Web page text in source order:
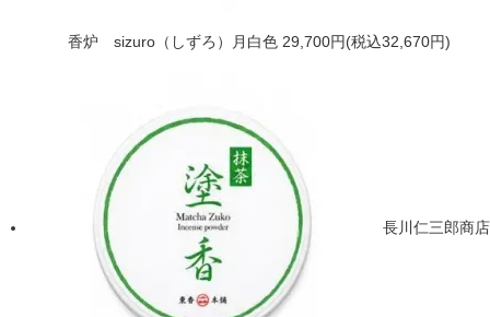
香炉 sizuro（しずろ）月白色 29,700円(税込32,670円)
長川仁三郎商店